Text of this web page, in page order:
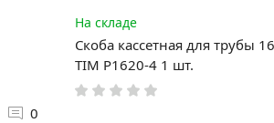
0
На складе
Скоба кассетная для трубы
TIM P1620-4 1 шт.